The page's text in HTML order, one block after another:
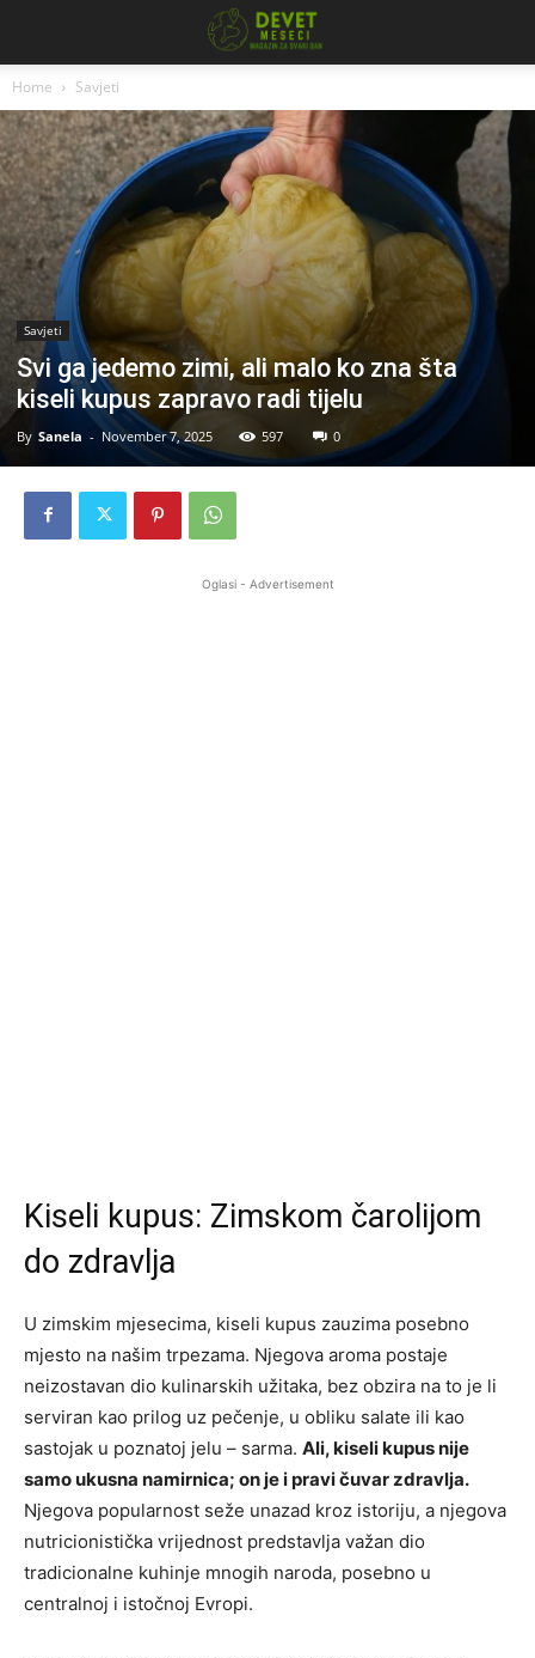
Home Savjeti
Savjeti
Svi ga jedemo zimi, ali malo ko zna šta
kiseli kupus zapravo radi tijelu
By Sanela - November 7, 2025 597 0
Oglasi - Advertisement
Kiseli kupus: Zimskom čarolijom
do zdravlja
U zimskim mjesecima, kiseli kupus zauzima posebno
mjesto na našim trpezama. Njegova aroma postaje
neizostavan dio kulinarskih užitaka, bez obzira na to je li
serviran kao prilog uz pečenje, u obliku salate ili kao
sastojak u poznatoj jelu – sarma. Ali, kiseli kupus nije
samo ukusna namirnica; on je i pravi čuvar zdravlja.
Njegova popularnost seže unazad kroz istoriju, a njegova
nutricionistička vrijednost predstavlja važan dio
tradicionalne kuhinje mnogih naroda, posebno u
centralnoj i istočnoj Evropi.